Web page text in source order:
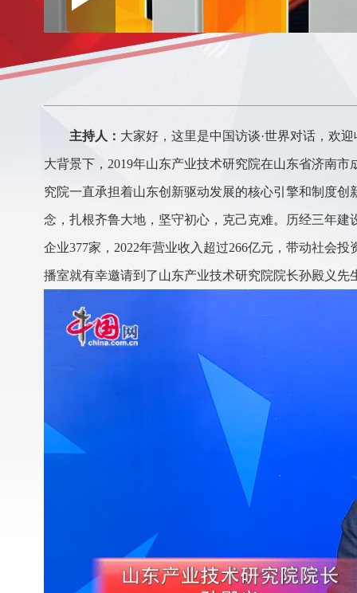
Play
Video
主持人： 大家好，这里是中国访谈·世界对话，欢
大背景下，2019年山东产业技术研究院在山东省济南
究院一直承担着山东创新驱动发展的核心引擎和制度
念，扎根齐鲁大地，坚守初心，克己克难。历经三年
企业377家，2022年营业收入超过266亿元，带动社会
播室就有幸邀请到了山东产业技术研究院院长孙殿义先